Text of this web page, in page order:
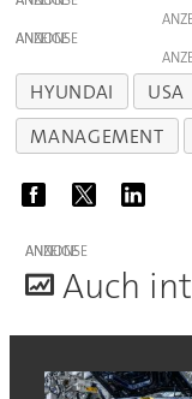
ANZEIGE
HYUNDAI USA
MANAGEMENT
ANZEIGE
Auch